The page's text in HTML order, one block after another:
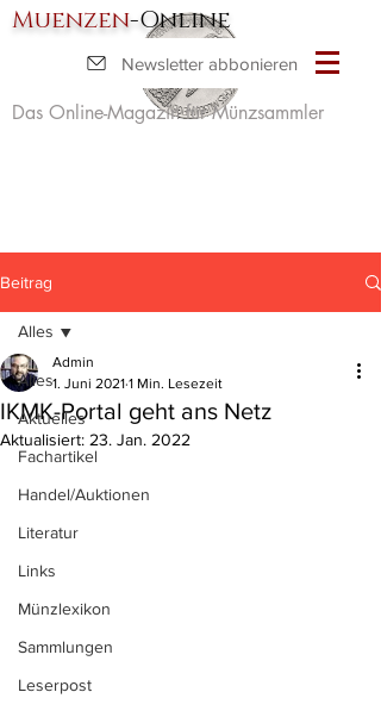
Muenzen-Online
Das Online-Magazin für Münzsammler
Newsletter abbonieren
Beitrag
Alles
Aktuelles
Fachartikel
Handel/Auktionen
Literatur
Links
Münzlexikon
Sammlungen
Leserpost
Alles
IKMK-Portal geht ans Netz
Admin
1. Juni 2021 1 Min. Lesezeit
Aktualisiert: 23. Jan. 2022